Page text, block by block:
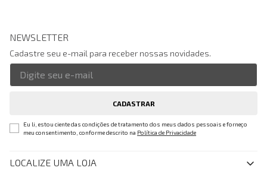
NEWSLETTER
Cadastre seu e-mail para receber nossas novidades.
CADASTRAR
Eu li, estou ciente das condições de tratamento dos meus dados pessoais e forneço
meu consentimento, conforme descrito na Política de Privacidade
LOCALIZE UMA LOJA